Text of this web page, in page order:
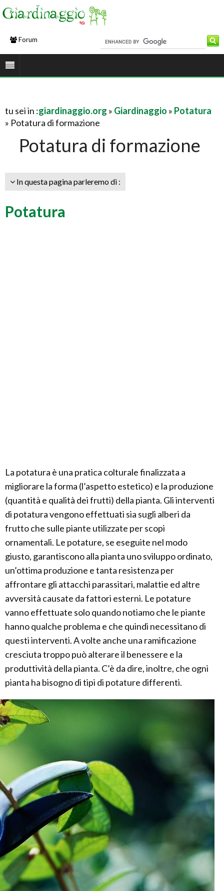
Forum
tu sei in :giardinaggio.org » Giardinaggio » Potatura
» Potatura di formazione
Potatura di formazione
In questa pagina parleremo di :
Potatura
La potatura è una pratica colturale finalizzata a
migliorare la forma (l’aspetto estetico) e la produzione
(quantità e qualità dei frutti) della pianta. Gli interventi
di potatura vengono effettuati sia sugli alberi da
frutto che sulle piante utilizzate per scopi
ornamentali. Le potature, se eseguite nel modo
giusto, garantiscono alla pianta uno sviluppo ordinato,
un’ottima produzione e tanta resistenza per
affrontare gli attacchi parassitari, malattie ed altre
avversità causate da fattori esterni. Le potature
vanno effettuate solo quando notiamo che le piante
hanno qualche problema e che quindi necessitano di
questi interventi. A volte anche una ramificazione
cresciuta troppo può alterare il benessere e la
produttività della pianta. C’è da dire, inoltre, che ogni
pianta ha bisogno di tipi di potature differenti.